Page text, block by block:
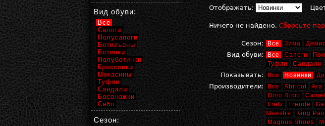
Отображать:
Ничего не найдено. Сбросьте
Сезон: Все Зима
Вид обуви: Все Сапоги
Туфли
Сандали
Показывать: Все Новинки
Производители: Все Abricot Ara
Dino Ricci
Fretz
Freude
Maestre
King
Magnus Shoes
Вид обуви:
Все
Сапоги
Полусапоги
Ботильоны
Ботинки
Полуботинки
Кроссовки
Мокасины
Туфли
Сандали
Босоножки
Сабо
Сезон: